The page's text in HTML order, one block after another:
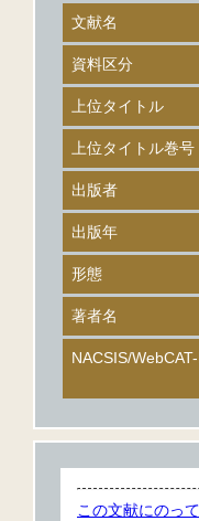
文献名
資料区分
上位タイトル
上位タイトル巻号
出版者
出版年
形態
著者名
NACSIS/
この文献にのっ